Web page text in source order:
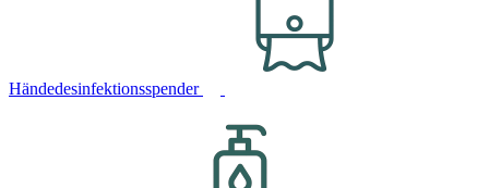
Händedesinfektionsspender